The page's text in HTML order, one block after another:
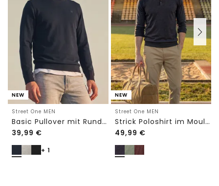
NEW
Street One MEN
Basic Pullover mit Rundhals in Unifarbe
39,99 €
+ 1
NEW
Street One MEN
Strick Poloshirt im Mouliné Look
49,99 €